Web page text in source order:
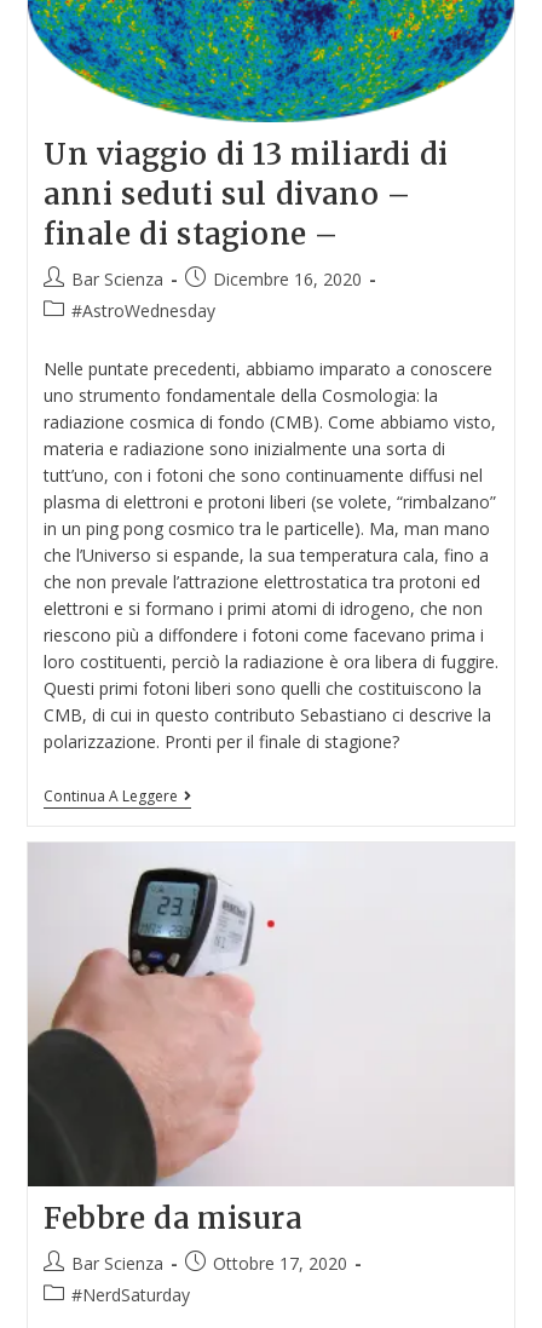
Un viaggio di 13 miliardi di
anni seduti sul divano –
finale di stagione –
Bar Scienza
Dicembre 16, 2020
#AstroWednesday
Nelle puntate precedenti, abbiamo imparato a conoscere
uno strumento fondamentale della Cosmologia: la
radiazione cosmica di fondo (CMB). Come abbiamo visto,
materia e radiazione sono inizialmente una sorta di
tutt’uno, con i fotoni che sono continuamente diffusi nel
plasma di elettroni e protoni liberi (se volete, “rimbalzano”
in un ping pong cosmico tra le particelle). Ma, man mano
che l’Universo si espande, la sua temperatura cala, fino a
che non prevale l’attrazione elettrostatica tra protoni ed
elettroni e si formano i primi atomi di idrogeno, che non
riescono più a diffondere i fotoni come facevano prima i
loro costituenti, perciò la radiazione è ora libera di fuggire.
Questi primi fotoni liberi sono quelli che costituiscono la
CMB, di cui in questo contributo Sebastiano ci descrive la
polarizzazione. Pronti per il finale di stagione?
Continua A Leggere
Febbre da misura
Bar Scienza
Ottobre 17, 2020
#NerdSaturday